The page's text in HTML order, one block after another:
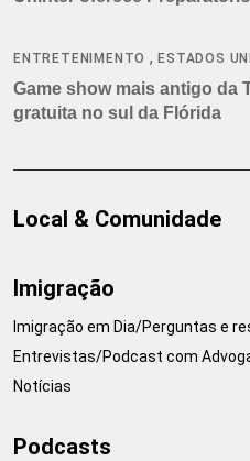
ENTRETENIMENTO ,ESTADOS
Game show mais antigo da
gratuita no sul da Flórida
Local & Comunidade
Imigração
Imigração em Dia/Perguntas e
Entrevistas/Podcast com
Notícias
Podcasts